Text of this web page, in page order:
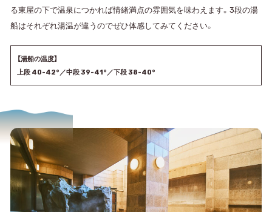
る東屋の下で温泉につかれば情緒満点の雰囲気を味わえます。3段の湯
船はそれぞれ湯温が違うのでぜひ体感してみてください。
【湯船の温度】
上段 40-42°／中段 39-41°／下段 38-40°